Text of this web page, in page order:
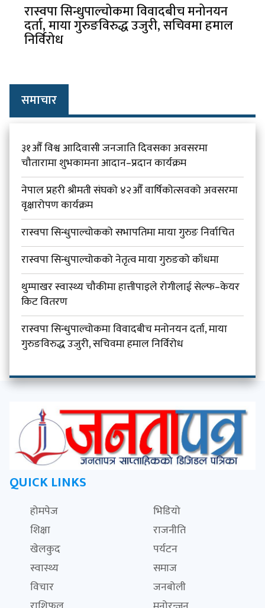
रास्वपा सिन्धुपाल्चोकमा विवादबीच मनोनयन
दर्ता, माया गुरुङविरुद्ध उजुरी, सचिवमा हमाल
निर्विरोध
समाचार
३१औँ विश्व आदिवासी जनजाति दिवसका अवसरमा
चौतारामा शुभकामना आदान–प्रदान कार्यक्रम
नेपाल प्रहरी श्रीमती संघको ४२औँ वार्षिकोत्सवको अवसरमा
वृक्षारोपण कार्यक्रम
रास्वपा सिन्धुपाल्चोकको सभापतिमा माया गुरुङ निर्वाचित
रास्वपा सिन्धुपाल्चोकको नेतृत्व माया गुरुङको काँधमा
थुम्पाखर स्वास्थ्य चौकीमा हात्तीपाइले रोगीलाई सेल्फ–केयर
किट वितरण
रास्वपा सिन्धुपाल्चोकमा विवादबीच मनोनयन दर्ता, माया
गुरुङविरुद्ध उजुरी, सचिवमा हमाल निर्विरोध
QUICK LINKS
होमपेज
भिडियो
शिक्षा
राजनीति
खेलकुद
पर्यटन
स्वास्थ्य
समाज
विचार
जनबोली